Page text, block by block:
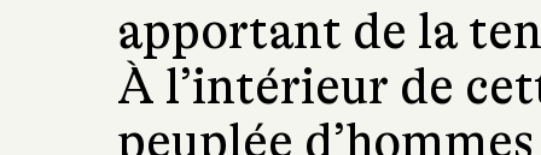
apportant de la
À l’intérieur de
peuplée